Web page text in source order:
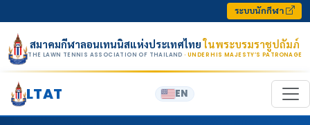
ระบบนักกีฬา
สมาคมกีฬาลอนเทนนิสแห่งประเทศไทยในพระบรมราชูปถัมภ์
THE LAWN TENNIS ASSOCIATION OF THAILAND · UNDER HIS MAJESTY’S PATRONAGE
LTAT EN